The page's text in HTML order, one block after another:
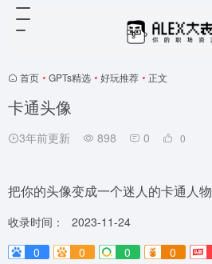
首页 • GPTs精选 • 好玩推荐 • 正文
卡通头像
3年前更新 898 0 0
把你的头像变成一个迷人的卡通人物
收录时间：
2023-11-24
0
0 0 0